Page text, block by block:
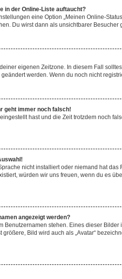
in der Online-Liste auftaucht?
eine Option „Meinen Online-
Du wirst dann als unsichtbarer Besucher
eigenen Zeitzone. In diesem Fall
werden. Wenn du noch nicht
geht immer noch falsch!
hast und die Zeit trotzdem noch
nicht installiert oder niemand hat
würden wir uns freuen, wenn du es
angezeigt werden?
Benutzernamen stehen. Eines dieser
Bild wird auch als „Avatar“